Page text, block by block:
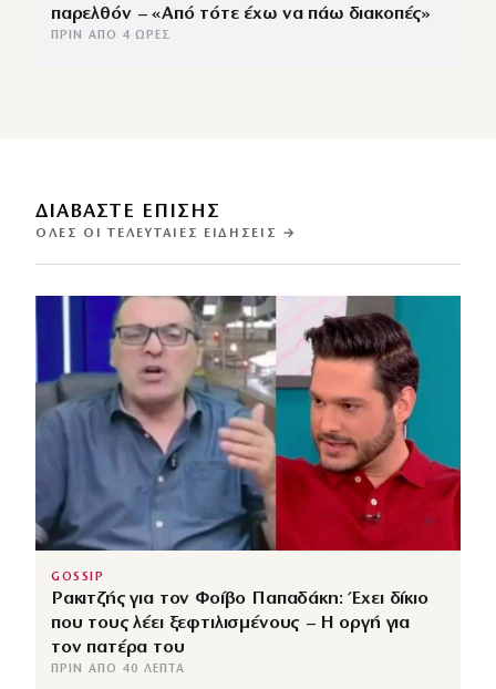
παρελθόν – «Από τότε έχω να πάω διακοπές»
ΠΡΙΝ ΑΠΌ 4 ΏΡΕΣ
ΔΙΑΒΑΣΤΕ ΕΠΙΣΗΣ
ΌΛΕΣ ΟΙ ΤΕΛΕΥΤΑΊΕΣ ΕΙΔΉΣΕΙΣ →
GOSSIP
Ρακιτζής για τον Φοίβο Παπαδάκη: Έχει δίκιο
που τους λέει ξεφτιλισμένους – Η οργή για
τον πατέρα του
ΠΡΙΝ ΑΠΌ 40 ΛΕΠΤΆ